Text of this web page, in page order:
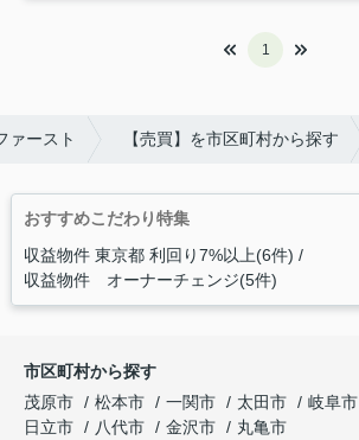
1
ァースト 【売買】を市区町村から探す
おすすめこだわり特集
収益物件 東京都 利回り7%以上(6件)
収益物件 オーナーチェンジ(5件)
市区町村から探す
茂原市
松本市 一関市 太田市 岐阜市
日立市
八代市 金沢市
丸亀市